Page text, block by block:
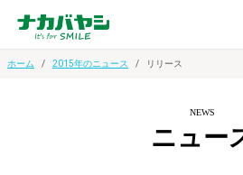
ホーム 2015年のニュース リリース
NEWS
ニュー